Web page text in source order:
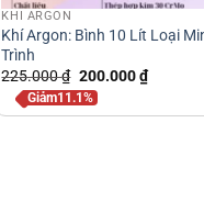
KHÍ ARGON
Khí Argon: Bình 10 Lít Loại
Trình
225.000₫ Giá
gốc
là:
225.000 ₫.
200.000₫Giá
hiện
là:
Giảm11.1%